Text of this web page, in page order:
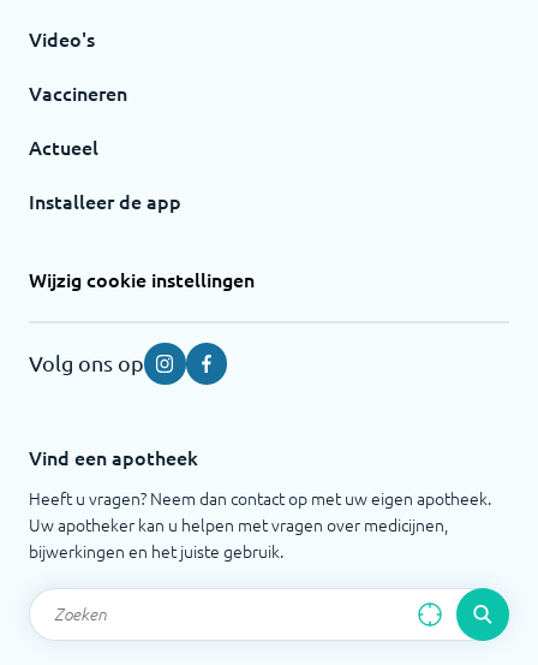
Video's
Vaccineren
Actueel
Installeer de app
Wijzig cookie instellingen
Volg ons op InstagramFacebook
Vind een apotheek
Heeft u vragen? Neem dan contact op met uw eigen apotheek.
Uw apotheker kan u helpen met vragen over medicijnen,
bijwerkingen en het juiste gebruik.